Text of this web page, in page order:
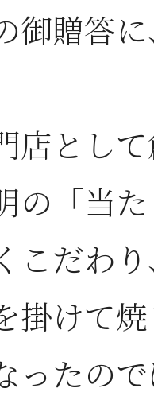
23日
6
23日
25日
御贈答
店とし
の「当
こだわ
掛けて
ったの